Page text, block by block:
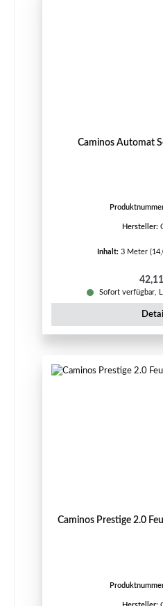
Caminos Automat
Hersteller:
Inhalt: 3 Meter
Sofort verfügbar,
Caminos Prestige 2.0